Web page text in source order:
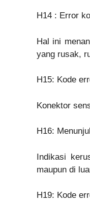
H14 : Error
Hal ini
yang rusak,
H15: Kode
Konektor
H16:
Indikasi
maupun di
H19: Kode